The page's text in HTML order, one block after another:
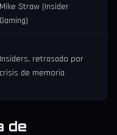
Mike Straw (Insider
Gaming)
Insiders, retrasado por
crisis de memoria
de